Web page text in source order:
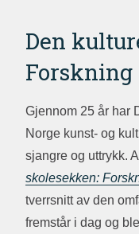
Den
Gjennom 25 år har
Norge kunst- og
sjangre og uttrykk.
skolesekken:
tverrsnitt av den
fremstår i dag og